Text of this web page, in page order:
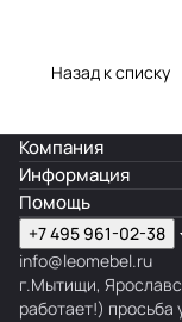
Назад к списку
Компания
Информация
Помощь
+7 495 961-02-38
info@leomebel.ru
г.Мытищи,
работает!) просьба